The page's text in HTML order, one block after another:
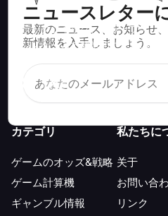
ニュースレター
最新のニュース、お知らせ
新情報を入手しましょう。
ブラックジャック、クラップス、
カジノゲームで数学的に正しい戦略
カテゴリ
ゲームのオッズ&戦略
ゲーム計算機
ギャンブル情報
私たちに
关于
お問い合
リンク